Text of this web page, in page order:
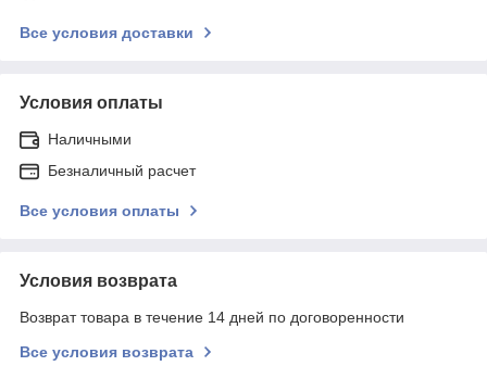
Все условия доставки
Условия оплаты
Наличными
Безналичный расчет
Все условия оплаты
Условия возврата
Возврат товара в течение 14 дней по договоренности
Все условия возврата